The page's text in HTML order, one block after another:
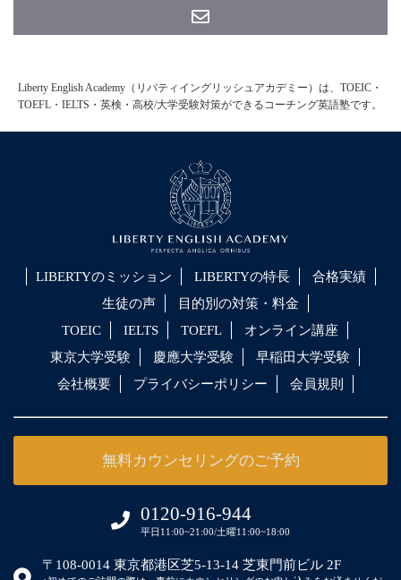
Liberty English Academy（リバティイングリッシュアカデミー）は、TOEIC・
TOEFL・IELTS・英検・高校/大学受験対策ができるコーチング英語塾です。
LIBERTYのミッション LIBERTYの特長
合格実績
生徒の声
目的別の対策・料金
TOEIC
IELTS TOEFL
オンライン講座
東京大学受験
慶應大学受験
早稲田大学受験
会社概要
プライバシーポリシー 会員規則
無料カウンセリングのご予約
0120-916-944
平日11:00~21:00/土曜11:00~18:00
〒108-0014 東京都港区芝5-13-14 芝東門前ビル 2F